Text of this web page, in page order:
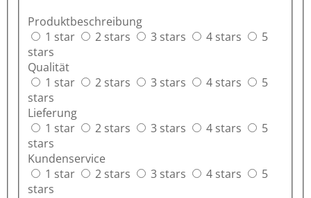
Produktbeschreibung
1 star
2 stars 3 stars 4 stars
5
stars
Qualität
1 star
2 stars 3 stars 4 stars
5
stars
Lieferung
1 star
2 stars 3 stars 4 stars
5
stars
Kundenservice
1 star
2 stars 3 stars 4 stars
5
stars